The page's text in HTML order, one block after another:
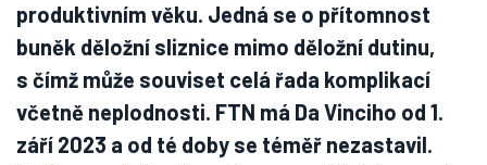
produktivním věku. Jedná se o přítomnost
buněk děložní sliznice mimo děložní dutinu,
s čímž může souviset celá řada komplikací
včetně neplodnosti. FTN má Da Vinciho od 1.
září 2023 a od té doby se téměř nezastavil.